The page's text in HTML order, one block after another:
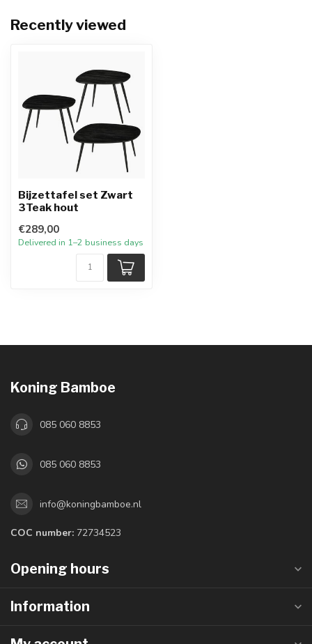
Recently viewed
Bijzettafel set Zwart
3Teak hout
€289,00
Delivered in 1–2 business days
Koning Bamboe
085 060 8853
085 060 8853
info@koningbamboe.nl
COC number: 72734523
Opening hours
Information